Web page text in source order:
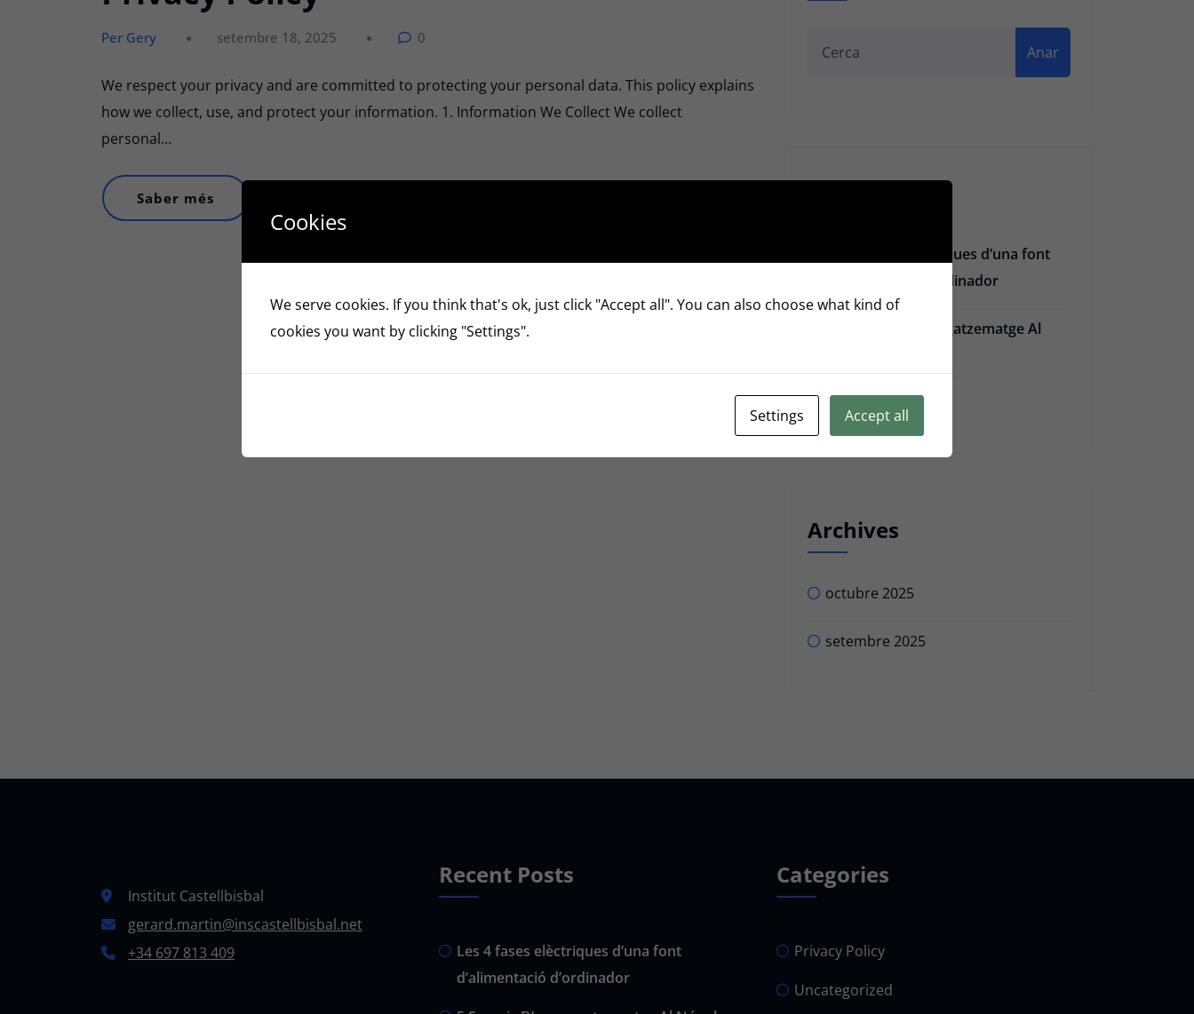
Per Gery setembre 18, 2025 0
We respect your privacy and are committed to protecting your personal data. This policy explains
how we collect, use, and protect your information. 1. Information We Collect We collect
personal…
Saber més
Anar
Recent Posts
Les 4 fases elèctriques d’una font
d’alimentació d’ordinador
5 Serveis D’emmagatzematge Al
Privacy Policy
Archives
octubre 2025
setembre 2025
Institut Castellbisbal
gerard.martin@inscastellbisbal.net
+34 697 813 409
Recent Posts
Les 4 fases elèctriques d’una font
d’alimentació d’ordinador
Categories
Privacy Policy
Uncategorized
Cookies
We serve cookies. If you think that's ok, just click "Accept all". You can also choose what kind of
cookies you want by clicking "Settings".
Settings Accept all